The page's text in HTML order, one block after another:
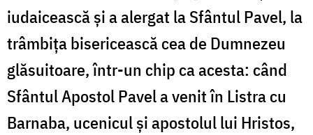
iudaicească și a alergat la Sfântul Pavel, la
trâmbița bisericească cea de Dumnezeu
glăsuitoare, într-un chip ca acesta: când
Sfântul Apostol Pavel a venit în Listra cu
Barnaba, ucenicul și apostolul lui Hristos,